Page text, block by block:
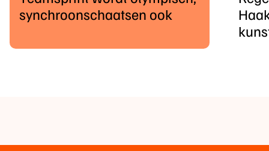
synchroonschaatsen ook